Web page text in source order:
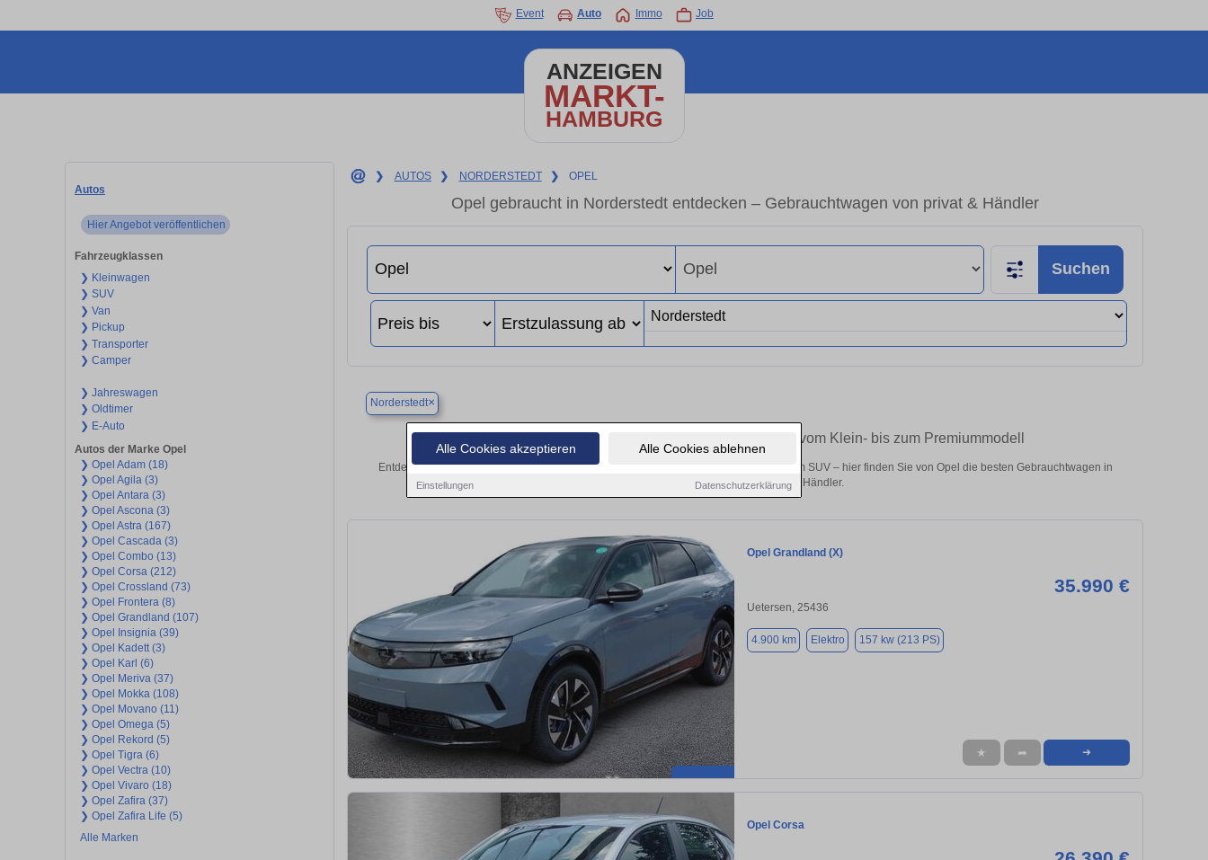
Alle Cookies akzeptieren Alle Cookies ablehnen
Einstellungen Datenschutzerklärung
Event Auto Immo Job
ANZEIGEN
MARKT-
HAMBURG
Autos
Hier Angebot veröffentlichen
Fahrzeugklassen
❯ Kleinwagen
❯ SUV
❯ Van
❯ Pickup
❯ Transporter
❯ Camper
❯ Jahreswagen
❯ Oldtimer
❯ E-Auto
Autos der Marke Opel
❯ Opel Adam (18)
❯ Opel Agila (3)
❯ Opel Antara (3)
❯ Opel Ascona (3)
❯ Opel Astra (167)
❯ Opel Cascada (3)
❯ Opel Combo (13)
❯ Opel Corsa (212)
❯ Opel Crossland (73)
❯ Opel Frontera (8)
❯ Opel Grandland (107)
❯ Opel Insignia (39)
❯ Opel Kadett (3)
❯ Opel Karl (6)
❯ Opel Meriva (37)
❯ Opel Mokka (108)
❯ Opel Movano (11)
❯ Opel Omega (5)
❯ Opel Rekord (5)
❯ Opel Tigra (6)
❯ Opel Vectra (10)
❯ Opel Vivaro (18)
❯ Opel Zafira (37)
❯ Opel Zafira Life (5)
Alle Marken
❯ AUTOS ❯ NORDERSTEDT ❯ OPEL
Opel gebraucht in Norderstedt entdecken – Gebrauchtwagen von privat & Händler
Suchen
Norderstedt×
Finden Sie in Norderstedt Ihren gebrauchten Opel – vom Klein- bis zum Premiummodell
Entdecken Sie in Norderstedt gebrauchte Opel Fahrzeuge. Von Kleinwagen bis hin zum SUV – hier finden Sie von Opel die besten Gebrauchtwagen in
Norderstedt von privat und vom Händler.
Opel Grandland (X)
35.990 €
Uetersen, 25436
4.900 km Elektro 157 kw (213 PS)
★ ➦ ➜
Opel Corsa